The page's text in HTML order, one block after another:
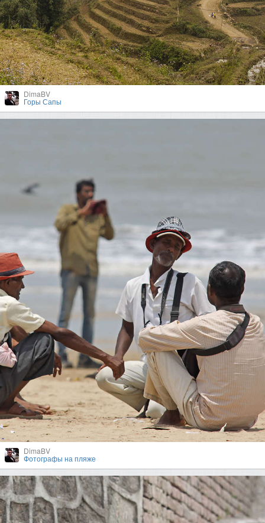
DimaBV
Горы Сапы
DimaBV
Фотографы на пляже